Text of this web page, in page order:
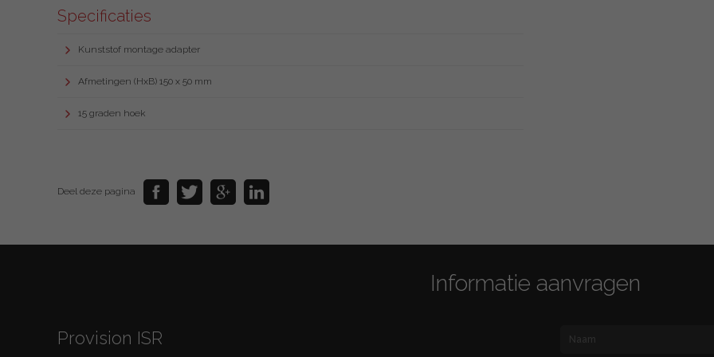
Specificaties
Kunststof montage adapter
Afmetingen (HxB) 150 x 50 mm
15 graden hoek
Deel deze pagina
Informatie aanvragen
Provision ISR